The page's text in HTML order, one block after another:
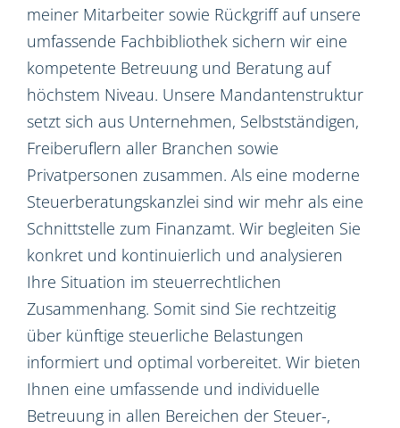
meiner Mitarbeiter sowie Rückgriff auf unsere
umfassende Fachbibliothek sichern wir eine
kompetente Betreuung und Beratung auf
höchstem Niveau. Unsere Mandantenstruktur
setzt sich aus Unternehmen, Selbstständigen,
Freiberuflern aller Branchen sowie
Privatpersonen zusammen. Als eine moderne
Steuerberatungskanzlei sind wir mehr als eine
Schnittstelle zum Finanzamt. Wir begleiten Sie
konkret und kontinuierlich und analysieren
Ihre Situation im steuerrechtlichen
Zusammenhang. Somit sind Sie rechtzeitig
über künftige steuerliche Belastungen
informiert und optimal vorbereitet. Wir bieten
Ihnen eine umfassende und individuelle
Betreuung in allen Bereichen der Steuer-,